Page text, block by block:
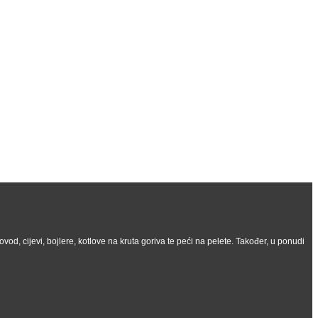
cijevi, bojlere, kotlove na kruta goriva te peći na pelete. Također, u ponudi